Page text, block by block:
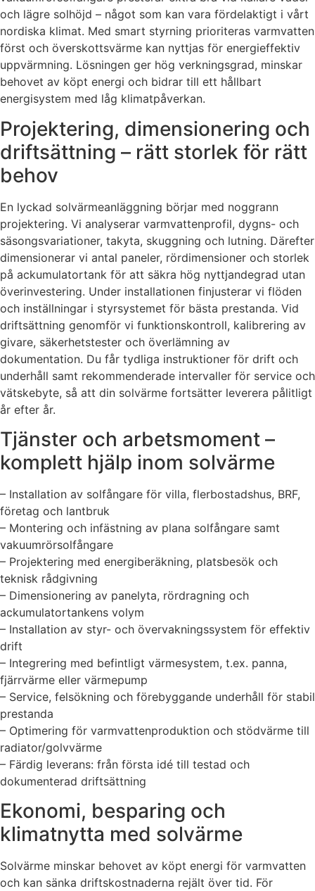
och lägre solhöjd – något som kan vara fördelaktigt i vårt
nordiska klimat. Med smart styrning prioriteras varmvatten
först och överskottsvärme kan nyttjas för energieffektiv
uppvärmning. Lösningen ger hög verkningsgrad, minskar
behovet av köpt energi och bidrar till ett hållbart
energisystem med låg klimatpåverkan.
Projektering, dimensionering och
driftsättning – rätt storlek för rätt
behov
En lyckad solvärmeanläggning börjar med noggrann
projektering. Vi analyserar varmvattenprofil, dygns- och
säsongsvariationer, takyta, skuggning och lutning. Därefter
dimensionerar vi antal paneler, rördimensioner och storlek
på ackumulatortank för att säkra hög nyttjandegrad utan
överinvestering. Under installationen finjusterar vi flöden
och inställningar i styrsystemet för bästa prestanda. Vid
driftsättning genomför vi funktionskontroll, kalibrering av
givare, säkerhetstester och överlämning av
dokumentation. Du får tydliga instruktioner för drift och
underhåll samt rekommenderade intervaller för service och
vätskebyte, så att din solvärme fortsätter leverera pålitligt
år efter år.
Tjänster och arbetsmoment –
komplett hjälp inom solvärme
– Installation av solfångare för villa, flerbostadshus, BRF,
företag och lantbruk
– Montering och infästning av plana solfångare samt
vakuumrörsolfångare
– Projektering med energiberäkning, platsbesök och
teknisk rådgivning
– Dimensionering av panelyta, rördragning och
ackumulatortankens volym
– Installation av styr- och övervakningssystem för effektiv
drift
– Integrering med befintligt värmesystem, t.ex. panna,
fjärrvärme eller värmepump
– Service, felsökning och förebyggande underhåll för stabil
prestanda
– Optimering för varmvattenproduktion och stödvärme till
radiator/golvvärme
– Färdig leverans: från första idé till testad och
dokumenterad driftsättning
Ekonomi, besparing och
klimatnytta med solvärme
Solvärme minskar behovet av köpt energi för varmvatten
och kan sänka driftskostnaderna rejält över tid. För